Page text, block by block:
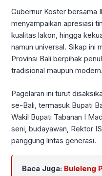
Gubernur Koster bersama
menyampaikan apresiasi
kualitas lakon, hingga
namun universal. Sikap ini
Provinsi Bali berpihak
tradisional maupun modern.
Pagelaran ini turut
se-Bali, termasuk Bupati
Wakil Bupati Tabanan I
seni, budayawan, Rektor
panggung lintas generasi.
Baca Juga: Buleleng